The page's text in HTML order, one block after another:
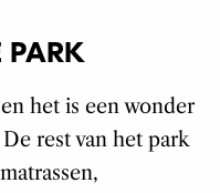
PARK
het is een wonder
rest van het park